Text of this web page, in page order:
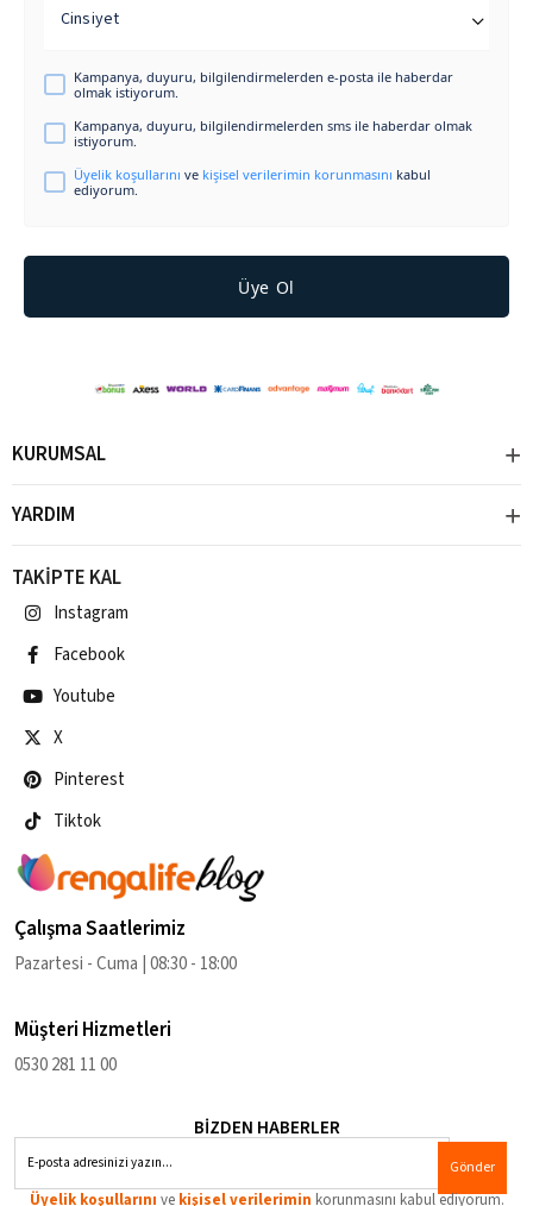
Cinsiyet
Kampanya, duyuru, bilgilendirmelerden e-posta ile haberdar
olmak istiyorum.
Kampanya, duyuru, bilgilendirmelerden sms ile haberdar olmak
istiyorum.
Üyelik koşullarını ve kişisel verilerimin korunmasını kabul
ediyorum.
Üye Ol
KURUMSAL
YARDIM
TAKİPTE KAL
Instagram
Facebook
Youtube
X
Pinterest
Tiktok
Çalışma Saatlerimiz
Pazartesi - Cuma | 08:30 - 18:00
Müşteri Hizmetleri
0530 281 11 00
BİZDEN HABERLER
Gönder
Üyelik koşullarını ve kişisel verilerimin korunmasını kabul ediyorum.